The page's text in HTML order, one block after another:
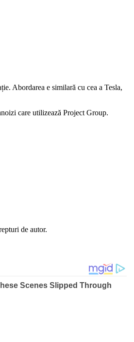
Abordarea e similară cu cea a Tesla,
care utilizează Project Group.
de autor.